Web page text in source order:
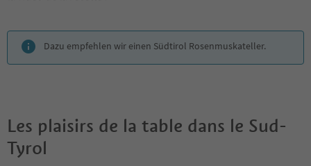
Dazu empfehlen wir einen Südtirol Rosenmuskateller.
Les plaisirs de la table dans le Sud-
Tyrol